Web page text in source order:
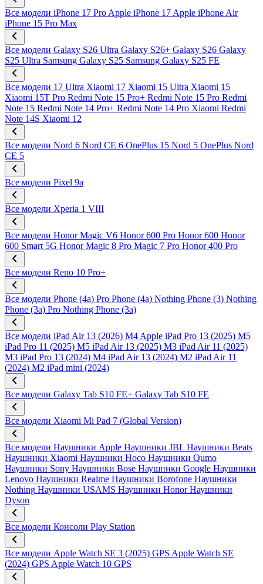
Все модели iPhone 17 Pro Apple iPhone 17 Apple iPhone Air
iPhone 15 Pro Max
Все модели Galaxy S26 Ultra Galaxy S26+ Galaxy S26 Galaxy
S25 Ultra Samsung Galaxy S25 Samsung Galaxy S25 FE
Все модели 17 Ultra Xiaomi 17 Xiaomi 15 Ultra Xiaomi 15
Xiaomi 15T Pro Redmi Note 15 Pro+ Redmi Note 15 Pro Redmi
Note 15 Redmi Note 14 Pro+ Redmi Note 14 Pro Xiaomi Redmi
Note 14S Xiaomi 12
Все модели Nord 6 Nord CE 6 OnePlus 15 Nord 5 OnePlus Nord
CE 5
Все модели Pixel 9a
Все модели Xperia 1 VIII
Все модели Honor Magic V6 Honor 600 Pro Honor 600 Honor
600 Smart 5G Honor Magic 8 Pro Magic 7 Pro Honor 400 Pro
Все модели Reno 10 Pro+
Все модели Phone (4a) Pro Phone (4a) Nothing Phone (3) Nothing
Phone (3a) Pro Nothing Phone (3a)
Все модели iPad Air 13 (2026) M4 Apple iPad Pro 13 (2025) M5
iPad Pro 11 (2025) M5 iPad Air 13 (2025) M3 iPad Air 11 (2025)
M3 iPad Pro 13 (2024) M4 iPad Air 13 (2024) M2 iPad Air 11
(2024) M2 iPad mini (2024)
Все модели Galaxy Tab S10 FE+ Galaxy Tab S10 FE
Все модели Xiaomi Mi Pad 7 (Global Version)
Все модели Наушники Apple Наушники JBL Наушники Beats
Наушники Xiaomi Наушники Hoco Наушники Qumo
Наушники Sony Наушники Bose Наушники Google Наушники
Lenovo Наушники Realme Наушники Borofone Наушники
Nothing Наушники USAMS Наушники Honor Наушники
Dyson
Все модели Консоли Play Station
Все модели Apple Watch SE 3 (2025) GPS Apple Watch SE
(2024) GPS Apple Watch 10 GPS